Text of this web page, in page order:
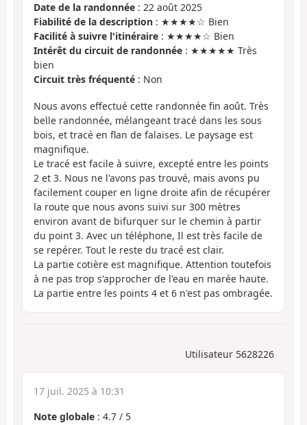
Date de la randonnée : 22 août 2025
Fiabilité de la description : ★★★★☆ Bien
Facilité à suivre l'itinéraire : ★★★★☆ Bien
Intérêt du circuit de randonnée : ★★★★★ Très
bien
Circuit très fréquenté : Non
Nous avons effectué cette randonnée fin août. Très
belle randonnée, mélangeant tracé dans les sous
bois, et tracé en flan de falaises. Le paysage est
magnifique.
Le tracé est facile à suivre, excepté entre les points
2 et 3. Nous ne l'avons pas trouvé, mais avons pu
facilement couper en ligne droite afin de récupérer
la route que nous avons suivi sur 300 mètres
environ avant de bifurquer sur le chemin à partir
du point 3. Avec un téléphone, Il est très facile de
se repérer. Tout le reste du tracé est clair.
La partie cotière est magnifique. Attention toutefois
à ne pas trop s'approcher de l'eau en marée haute.
La partie entre les points 4 et 6 n'est pas ombragée.
Utilisateur 5628226
17 juil. 2025 à 10:31
Note globale : 4.7 / 5